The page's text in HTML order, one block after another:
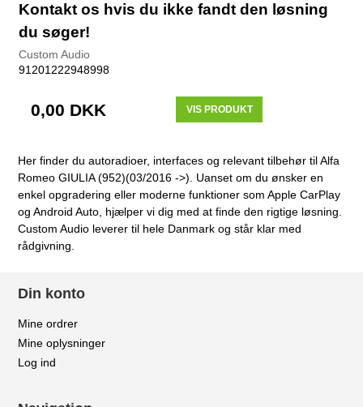
Kontakt os hvis du ikke fandt den løsning
du søger!
Custom Audio
91201222948998
0,00 DKK VIS PRODUKT
Her finder du autoradioer, interfaces og relevant tilbehør til Alfa
Romeo GIULIA (952)(03/2016 ->). Uanset om du ønsker en
enkel opgradering eller moderne funktioner som Apple CarPlay
og Android Auto, hjælper vi dig med at finde den rigtige løsning.
Custom Audio leverer til hele Danmark og står klar med
rådgivning.
Din konto
Mine ordrer
Mine oplysninger
Log ind